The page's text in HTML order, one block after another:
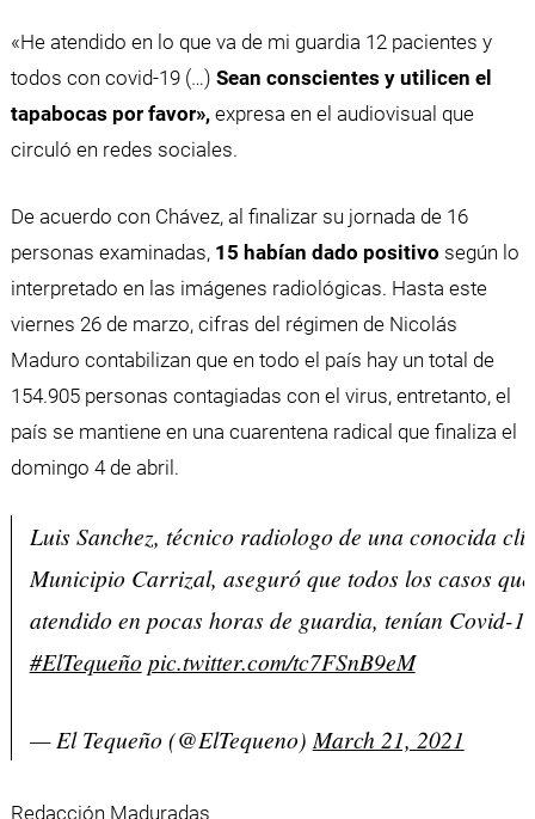
«He atendido en lo que va de mi guardia 12 pacientes y
todos con covid-19 (…) Sean conscientes y utilicen el
tapabocas por favor»,expresa en el audiovisual que
circuló en redes sociales.
De acuerdo con Chávez, al finalizar su jornada de 16
personas examinadas, 15 habían dado positivo según lo
interpretado en las imágenes radiológicas. Hasta este
viernes 26 de marzo, cifras del régimen de Nicolás
Maduro contabilizan que en todo el país hay un total de
154.905 personas contagiadas con el virus, entretanto, el
país se mantiene en una cuarentena radical que finaliza el
domingo 4 de abril.
Luis Sanchez, técnico radiologo de una conocida
Municipio Carrizal, aseguró que todos los casos
atendido en pocas horas de guardia, tenían Covid-
#ElTequeño pic.twitter.com/tc7FSnB9eM
— El Tequeño (@ElTequeno) March 21, 2021
Redacción Maduradas